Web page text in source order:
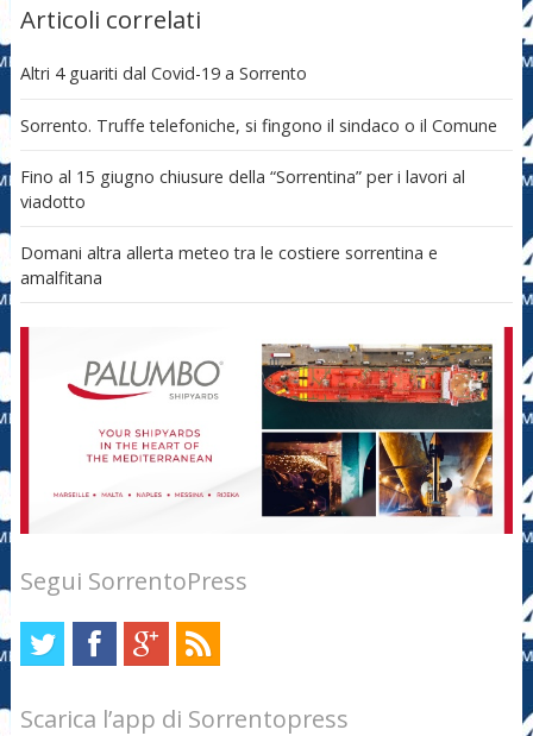
Articoli correlati
Altri 4 guariti dal Covid-19 a Sorrento
Sorrento. Truffe telefoniche, si fingono il sindaco o il Comune
Fino al 15 giugno chiusure della “Sorrentina” per i lavori al
viadotto
Domani altra allerta meteo tra le costiere sorrentina e
amalfitana
Segui SorrentoPress
Scarica l’app di Sorrentopress